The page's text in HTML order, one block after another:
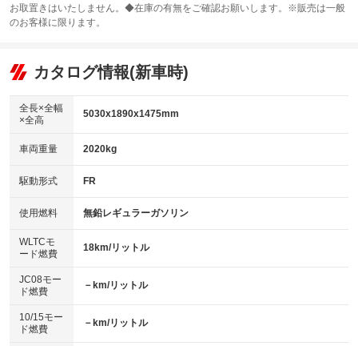
サンルーフ
：装備なし ABS
リフトアップ
：装備なし
：装備なし
パワーウィンドウ
アイドリングストップ
：装備あり
USB入力端子
：装備あり
100V電源
：装備なし
センターデフロック
：装備なし
電動格納ミラー
：装備あり
TV：フルセグ
：装備あり
ビジュアル
：装備なし
：装備あり
革シート
キーレス
HID(キセノンライト)
：装備なし
バックカメラ
：装備あり
エアロ
：装備なし
：装備なし
パワーシート
ベンチシート
：装備なし
お取置きはいたしません。◆在庫の有無をご確認お願いします。※販売は一般
のお客様に限ります。
カタログ情報(新車時)
全長×全幅
×全高
5030x1890x1475mm
車両重量 2020kg
駆動形式 FR
使用燃料 無鉛レギュラーガソリン
WLTCモ
ード燃費
18km/リットル
JC08モー
ド燃費
－km/リットル
10/15モー
ド燃費
－km/リットル